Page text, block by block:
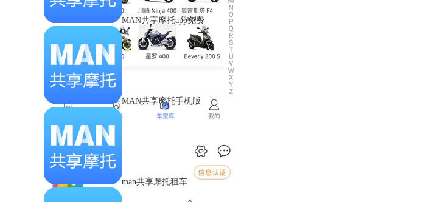
MAN共享摩托app免费
MAN共享摩托手机版
man共享摩托租车